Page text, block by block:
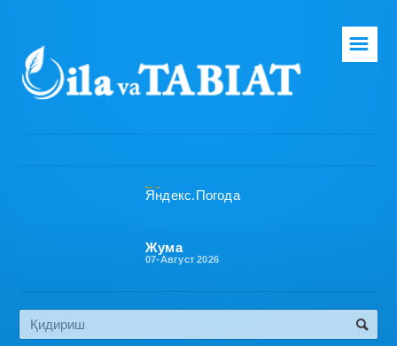
Бош саҳифа
Эко медиа
☰
Жума
07-Август 2026